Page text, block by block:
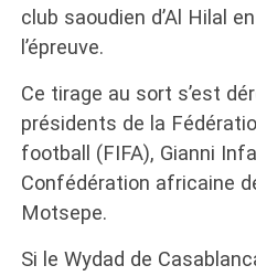
club saoudien d’Al Hilal
l’épreuve.
Ce tirage au sort s’est
présidents de la
football (FIFA), Gianni
Confédération africaine
Motsepe.
Si le Wydad de